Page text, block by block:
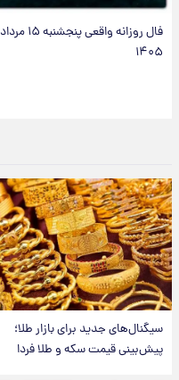
فال روزانه واقعی پنجشنبه ۱۵ مرداد
۱۴۰۵
سیگنال‌های جدید برای بازار طلا؛
پیش‌بینی قیمت سکه و طلا فردا